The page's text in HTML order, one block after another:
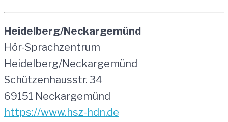
Heidelberg/Neckargemünd
Hör-Sprachzentrum
Heidelberg/Neckargemünd
Schützenhausstr. 34
69151 Neckargemünd
https://www.hsz-hdn.de